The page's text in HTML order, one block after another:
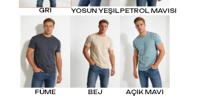
GRI YOSUN YEŞILPETROL MAVISI
FÜME BEJ AÇIK MAVI